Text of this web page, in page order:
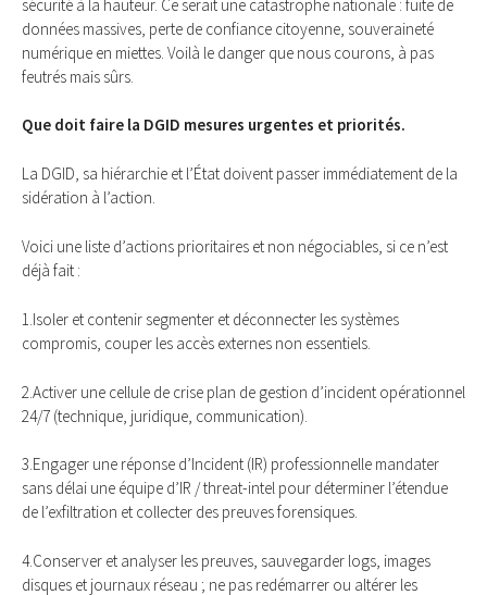
sécurité à la hauteur. Ce serait une catastrophe nationale : fuite de
données massives, perte de confiance citoyenne, souveraineté
numérique en miettes. Voilà le danger que nous courons, à pas
feutrés mais sûrs.
Que doit faire la DGID mesures urgentes et priorités.
La DGID, sa hiérarchie et l’État doivent passer immédiatement de la
sidération à l’action.
Voici une liste d’actions prioritaires et non négociables, si ce n’est
déjà fait :
1.Isoler et contenir segmenter et déconnecter les systèmes
compromis, couper les accès externes non essentiels.
2.Activer une cellule de crise plan de gestion d’incident opérationnel
24/7 (technique, juridique, communication).
3.Engager une réponse d’Incident (IR) professionnelle mandater
sans délai une équipe d’IR / threat-intel pour déterminer l’étendue
de l’exfiltration et collecter des preuves forensiques.
4.Conserver et analyser les preuves, sauvegarder logs, images
disques et journaux réseau ; ne pas redémarrer ou altérer les